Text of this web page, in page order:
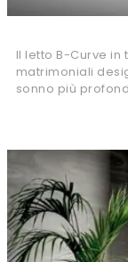
Il letto B-Curve
matrimoniali
sonno più